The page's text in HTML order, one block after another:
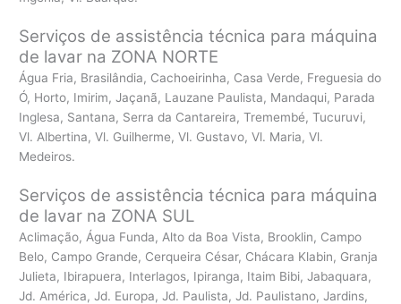
Serviços de assistência técnica para máquina
de lavar na ZONA NORTE
Água Fria, Brasilândia, Cachoeirinha, Casa Verde, Freguesia do
Ó, Horto, Imirim, Jaçanã, Lauzane Paulista, Mandaqui, Parada
Inglesa, Santana, Serra da Cantareira, Tremembé, Tucuruvi,
Vl. Albertina, Vl. Guilherme, Vl. Gustavo, Vl. Maria, Vl.
Medeiros.
Serviços de assistência técnica para máquina
de lavar na ZONA SUL
Aclimação, Água Funda, Alto da Boa Vista, Brooklin, Campo
Belo, Campo Grande, Cerqueira César, Chácara Klabin, Granja
Julieta, Ibirapuera, Interlagos, Ipiranga, Itaim Bibi, Jabaquara,
Jd. América, Jd. Europa, Jd. Paulista, Jd. Paulistano, Jardins,